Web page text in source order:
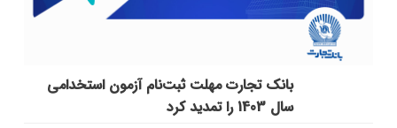
بانک تجارت مهلت ثبت‌نام آزمون استخدامی
سال 1403 را تمدید کرد